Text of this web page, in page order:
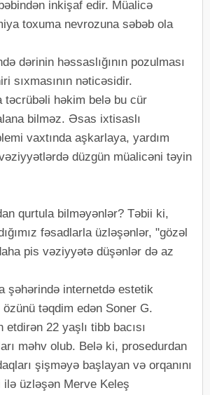
inkişaf edir. Müalicə
toxuma nevrozuna səbəb ola
dərinin həssaslığının pozulması
sıxmasının nəticəsidir.
təcrübəli həkim belə bu cür
bilməz. Əsas ixtisaslı
vaxtında aşkarlaya, yardım
düzgün müalicəni təyin
qurtula bilməyənlər? Təbii ki,
fəsadlarla üzləşənlər, "gözəl
pis vəziyyətə düşənlər də az
şəhərində internetdə estetik
təqdim edən Soner G.
22 yaşlı tibb bacısı
məhv olub. Belə ki, prosedurdan
şişməyə başlayan və orqanını
üzləşən Merve Keleş